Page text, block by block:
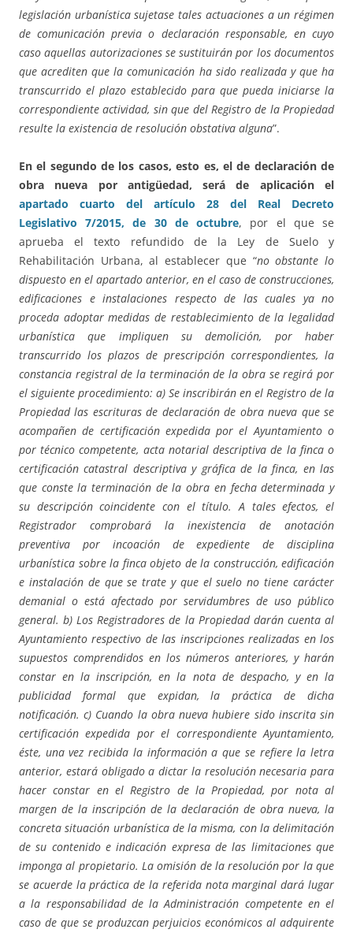
legislación urbanística sujetase tales actuaciones a un régimen
de comunicación previa o declaración responsable, en cuyo
caso aquellas autorizaciones se sustituirán por los documentos
que acrediten que la comunicación ha sido realizada y que ha
transcurrido el plazo establecido para que pueda iniciarse la
correspondiente actividad, sin que del Registro de la Propiedad
resulte la existencia de resolución obstativa alguna”.
En el segundo de los casos, esto es, el de declaración de
obra nueva por antigüedad, será de aplicación el
apartado cuarto del artículo 28 del Real Decreto
Legislativo 7/2015, de 30 de octubre, por el que se
aprueba el texto refundido de la Ley de Suelo y
Rehabilitación Urbana, al establecer que “no obstante lo
dispuesto en el apartado anterior, en el caso de construcciones,
edificaciones e instalaciones respecto de las cuales ya no
proceda adoptar medidas de restablecimiento de la legalidad
urbanística que impliquen su demolición, por haber
transcurrido los plazos de prescripción correspondientes, la
constancia registral de la terminación de la obra se regirá por
el siguiente procedimiento: a) Se inscribirán en el Registro de la
Propiedad las escrituras de declaración de obra nueva que se
acompañen de certificación expedida por el Ayuntamiento o
por técnico competente, acta notarial descriptiva de la finca o
certificación catastral descriptiva y gráfica de la finca, en las
que conste la terminación de la obra en fecha determinada y
su descripción coincidente con el título. A tales efectos, el
Registrador comprobará la inexistencia de anotación
preventiva por incoación de expediente de disciplina
urbanística sobre la finca objeto de la construcción, edificación
e instalación de que se trate y que el suelo no tiene carácter
demanial o está afectado por servidumbres de uso público
general. b) Los Registradores de la Propiedad darán cuenta al
Ayuntamiento respectivo de las inscripciones realizadas en los
supuestos comprendidos en los números anteriores, y harán
constar en la inscripción, en la nota de despacho, y en la
publicidad formal que expidan, la práctica de dicha
notificación. c) Cuando la obra nueva hubiere sido inscrita sin
certificación expedida por el correspondiente Ayuntamiento,
éste, una vez recibida la información a que se refiere la letra
anterior, estará obligado a dictar la resolución necesaria para
hacer constar en el Registro de la Propiedad, por nota al
margen de la inscripción de la declaración de obra nueva, la
concreta situación urbanística de la misma, con la delimitación
de su contenido e indicación expresa de las limitaciones que
imponga al propietario. La omisión de la resolución por la que
se acuerde la práctica de la referida nota marginal dará lugar
a la responsabilidad de la Administración competente en el
caso de que se produzcan perjuicios económicos al adquirente